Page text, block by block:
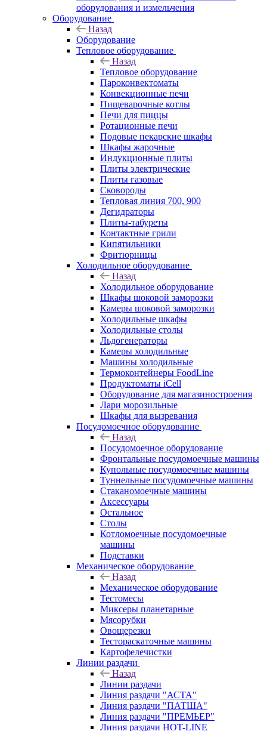
оборудования и измельчения
Оборудование
Назад
Оборудование
Тепловое оборудование
Назад
Тепловое оборудование
Пароконвектоматы
Конвекционные печи
Пищеварочные котлы
Печи для пиццы
Ротационные печи
Подовые пекарские шкафы
Шкафы жарочные
Индукционные плиты
Плиты электрические
Плиты газовые
Сковороды
Тепловая линия 700, 900
Дегидраторы
Плиты-табуреты
Контактные грили
Кипятильники
Фритюрницы
Холодильное оборудование
Назад
Холодильное оборудование
Шкафы шоковой заморозки
Камеры шоковой заморозки
Холодильные шкафы
Холодильные столы
Льдогенераторы
Камеры холодильные
Машины холодильные
Термоконтейнеры FoodLine
Продуктоматы iCell
Оборудование для магазиностроения
Лари морозильные
Шкафы для вызревания
Посудомоечное оборудование
Назад
Посудомоечное оборудование
Фронтальные посудомоечные машины
Купольные посудомоечные машины
Туннельные посудомоечные машины
Стаканомоечные машины
Аксессуары
Остальное
Столы
Котломоечные посудомоечные
машины
Подставки
Механическое оборудование
Назад
Механическое оборудование
Тестомесы
Миксеры планетарные
Мясорубки
Овощерезки
Тестораскаточные машины
Картофелечистки
Линии раздачи
Назад
Линии раздачи
Линия раздачи "АСТА"
Линия раздачи "ПАТША"
Линия раздачи "ПРЕМЬЕР"
Линия раздачи HOT-LINE